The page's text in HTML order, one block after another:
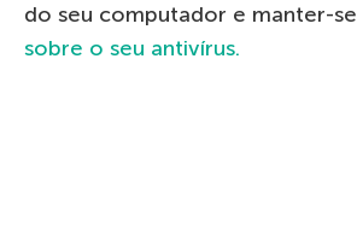
do seu computador e manter-se
sobre o seu antivírus.